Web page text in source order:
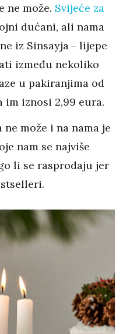
ne može. Svijeće za
dućani, ali nama
iz Sinsayja - lijepe
između nekoliko
u pakiranjima od
iznosi 2,99 eura.
može i na nama je
nam se najviše
li se rasprodaju jer